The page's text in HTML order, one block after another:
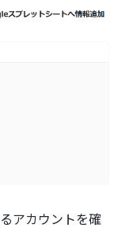
アカウントを確